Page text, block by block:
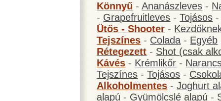
Könnyű -Ananászleves -
- Grapefruitleves -Tojásos
Ütős - Shooter -
Tejszínes - Colada - Egyéb
Rétegezett - Shot (csak
Kávés - Krémlikőr -
Tejszínes -Tojásos -
Alkoholmentes -Joghurt
alapú - Gyümölcslé alapú -